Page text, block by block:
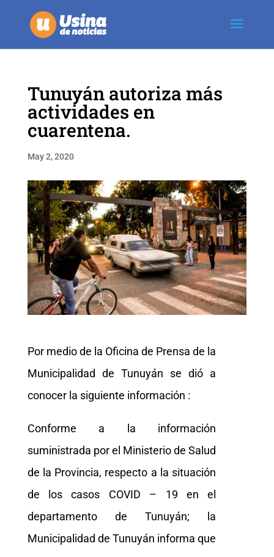
Tunuyán autoriza más
actividades en
cuarentena.
May 2, 2020
Por medio de la Oficina de Prensa de la
Municipalidad de Tunuyán se dió a
conocer la siguiente información :
Conforme a la información
suministrada por el Ministerio de Salud
de la Provincia, respecto a la situación
de los casos COVID – 19 en el
departamento de Tunuyán; la
Municipalidad de Tunuyán informa que